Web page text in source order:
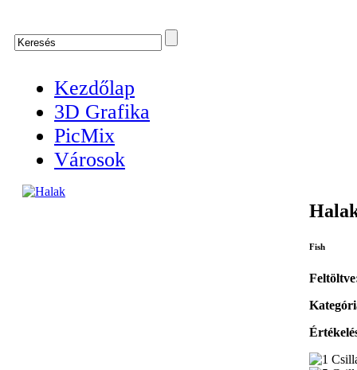
Kezdőlap
3D Grafika
PicMix
Városok
Fish